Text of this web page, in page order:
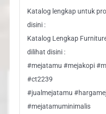
Katalog lengkap untuk
disini :
Katalog Lengkap
dilihat disini :
#mejatamu #mejakopi
#ct2239
#jualmejatamu
#mejatamuminimalis